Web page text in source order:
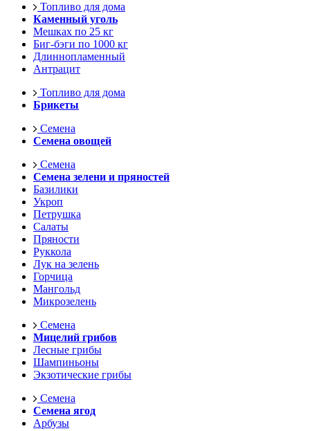
Топливо для дома
Каменный уголь
Мешках по 25 кг
Биг-бэги по 1000 кг
Длиннопламенный
Антрацит
Топливо для дома
Брикеты
Семена
Семена овощей
Семена
Семена зелени и пряностей
Базилики
Укроп
Петрушка
Салаты
Пряности
Руккола
Лук на зелень
Горчица
Мангольд
Микрозелень
Семена
Мицелий грибов
Лесные грибы
Шампиньоны
Экзотические грибы
Семена
Семена ягод
Арбузы